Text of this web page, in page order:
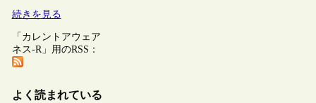
続きを見る
「カレントアウェア
ネス-R」用のRSS：
よく読まれている